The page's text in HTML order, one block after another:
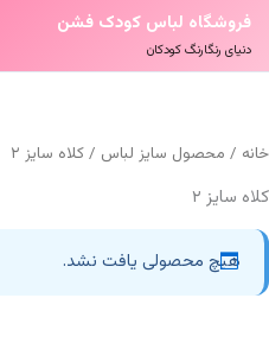
فروشگاه لباس کودک فشن
دنیای رنگارنگ کودکان
خانه / محصول سایز لباس / کلاه سایز ۲
کلاه سایز ۲
هیچ محصولی یافت نشد.